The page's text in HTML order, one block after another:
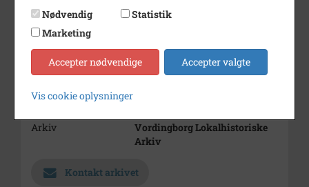
Størrelse
23 x 17 cm
Se på kort
Type
Kommune (1970-2050)
Enhed
Arkiv
Vordingborg Lokalhistoriske
Arkiv
Kontakt arkivet
Nødvendig
Statistik
Marketing
Accepter nødvendige Accepter valgte
Vis cookie oplysninger